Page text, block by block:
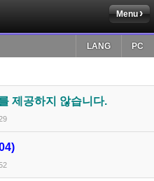
Menu
PC
LANG
제공하지 않습니다.
치북5
치북5